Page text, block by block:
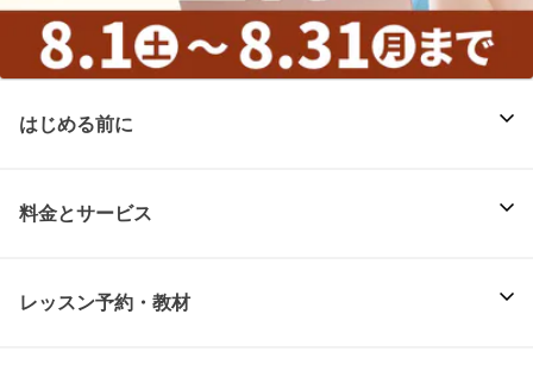
はじめる前に
料金とサービス
レッスン予約・教材